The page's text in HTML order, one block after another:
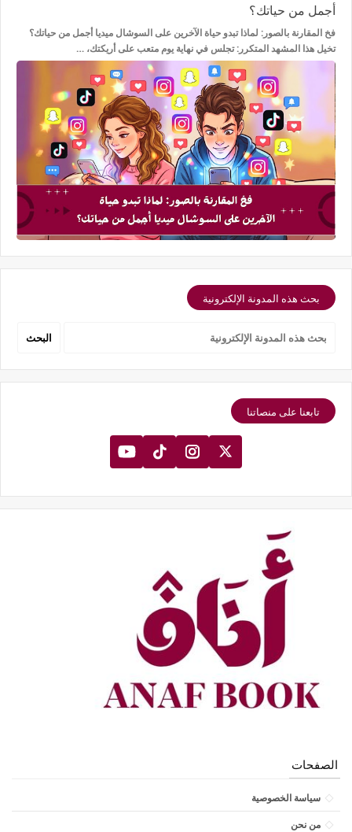
أجمل من حياتك؟
فخ المقارنة بالصور: لماذا تبدو حياة الآخرين على السوشال ميديا أجمل من حياتك؟
تخيل هذا المشهد المتكرر: تجلس في نهاية يوم متعب على أريكتك، …
بحث هذه المدونة الإلكترونية
تابعنا على منصاتنا
الصفحات
سياسة الخصوصية
من نحن